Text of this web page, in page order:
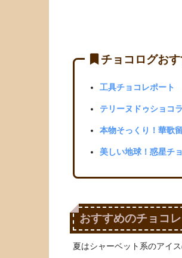
チョコログお
工具チョコレポート
テリーヌドゥショコラ
本物そっくり！華歌
美しい地球！惑星チ
おすすめのチョコ
夏はシャーベット系のアイ